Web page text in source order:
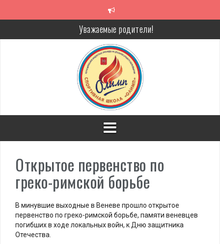
Алкоголь — путь в никуда
Решение спора без суда
Проголосуй за объекты благоустройства!
Открытое первенство по
греко-римской борьбе
В минувшие выходные в Веневе прошло открытое
первенство по греко-римской борьбе, памяти веневцев
погибших в ходе локальных войн, к Дню защитника
Отечества.